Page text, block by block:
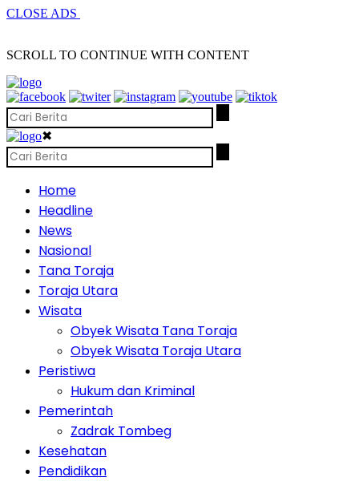
CLOSE ADS
SCROLL TO CONTINUE WITH CONTENT
✖
Home
Headline
News
Nasional
Tana Toraja
Toraja Utara
Wisata
Obyek Wisata Tana Toraja
Obyek Wisata Toraja Utara
Peristiwa
Hukum dan Kriminal
Pemerintah
Zadrak Tombeg
Kesehatan
Pendidikan